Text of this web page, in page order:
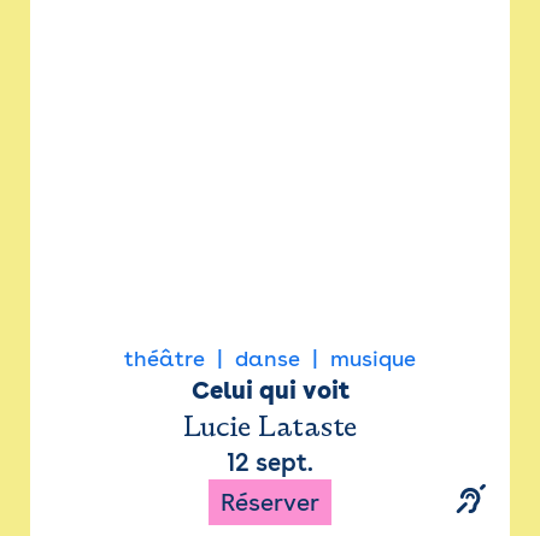
théâtre danse musique
Celui qui voit
Lucie Lataste
12 sept.
Réserver